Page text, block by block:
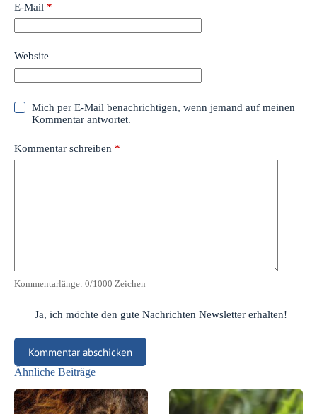
E-Mail *
Website
Mich per E-Mail benachrichtigen, wenn jemand auf meinen
Kommentar antwortet.
Kommentar schreiben *
Kommentarlänge: 0/1000 Zeichen
Ja, ich möchte den gute Nachrichten Newsletter erhalten!
Kommentar abschicken
Ähnliche Beiträge